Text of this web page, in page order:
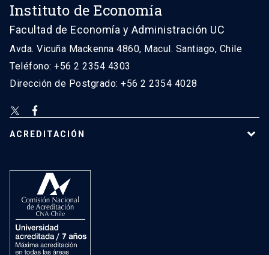
Instituto de Economía
Facultad de Economía y Administración UC
Avda. Vicuña Mackenna 4860, Macul. Santiago, Chile
Teléfono: +56 2 2354 4303
Dirección de Postgrado: +56 2 2354 4028
ACREDITACIÓN